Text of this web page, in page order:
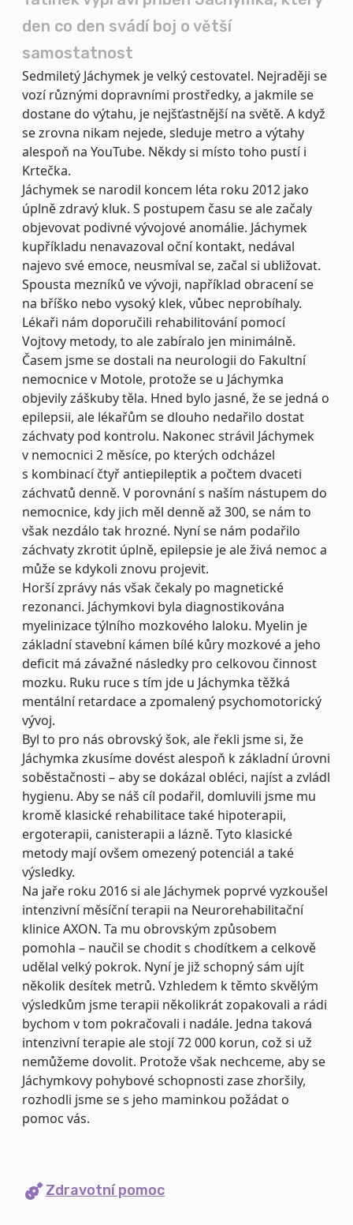
Zdravotní pomoc
den co den svádí boj o větší
samostatnost
Sedmiletý Jáchymek je velký cestovatel. Nejraději se
vozí různými dopravními prostředky, a jakmile se
dostane do výtahu, je nejšťastnější na světě. A když
se zrovna nikam nejede, sleduje metro a výtahy
alespoň na YouTube. Někdy si místo toho pustí i
Krtečka.
Jáchymek se narodil koncem léta roku 2012 jako
úplně zdravý kluk. S postupem času se ale začaly
objevovat podivné vývojové anomálie. Jáchymek
kupříkladu nenavazoval oční kontakt, nedával
najevo své emoce, neusmíval se, začal si ubližovat.
Spousta mezníků ve vývoji, například obracení se
na bříško nebo vysoký klek, vůbec neprobíhaly.
Lékaři nám doporučili rehabilitování pomocí
Vojtovy metody, to ale zabíralo jen minimálně.
Časem jsme se dostali na neurologii do Fakultní
nemocnice v Motole, protože se u Jáchymka
objevily záškuby těla. Hned bylo jasné, že se jedná o
epilepsii, ale lékařům se dlouho nedařilo dostat
záchvaty pod kontrolu. Nakonec strávil Jáchymek
v nemocnici 2 měsíce, po kterých odcházel
s kombinací čtyř antiepileptik a počtem dvaceti
záchvatů denně. V porovnání s naším nástupem do
nemocnice, kdy jich měl denně až 300, se nám to
však nezdálo tak hrozné. Nyní se nám podařilo
záchvaty zkrotit úplně, epilepsie je ale živá nemoc a
může se kdykoli znovu projevit.
Horší zprávy nás však čekaly po magnetické
rezonanci. Jáchymkovi byla diagnostikována
myelinizace týlního mozkového laloku. Myelin je
základní stavební kámen bílé kůry mozkové a jeho
deficit má závažné následky pro celkovou činnost
mozku. Ruku ruce s tím jde u Jáchymka těžká
mentální retardace a zpomalený psychomotorický
vývoj.
Byl to pro nás obrovský šok, ale řekli jsme si, že
Jáchymka zkusíme dovést alespoň k základní úrovni
soběstačnosti – aby se dokázal obléci, najíst a zvládl
hygienu. Aby se náš cíl podařil, domluvili jsme mu
kromě klasické rehabilitace také hipoterapii,
ergoterapii, canisterapii a lázně. Tyto klasické
metody mají ovšem omezený potenciál a také
výsledky.
Na jaře roku 2016 si ale Jáchymek poprvé vyzkoušel
intenzivní měsíční terapii na Neurorehabilitační
klinice AXON. Ta mu obrovským způsobem
pomohla – naučil se chodit s chodítkem a celkově
udělal velký pokrok. Nyní je již schopný sám ujít
několik desítek metrů. Vzhledem k těmto skvělým
výsledkům jsme terapii několikrát zopakovali a rádi
bychom v tom pokračovali i nadále. Jedna taková
intenzivní terapie ale stojí 72 000 korun, což si už
nemůžeme dovolit. Protože však nechceme, aby se
Jáchymkovy pohybové schopnosti zase zhoršily,
rozhodli jsme se s jeho maminkou požádat o
pomoc vás.